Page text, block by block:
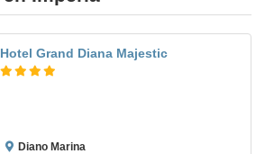
Hotel Grand Diana Majestic
Diano Marina